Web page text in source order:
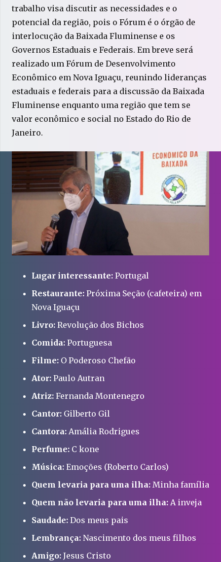
trabalho visa discutir as necessidades e o
potencial da região, pois o Fórum é o órgão de
interlocução da Baixada Fluminense e os
Governos Estaduais e Federais. Em breve será
realizado um Fórum de Desenvolvimento
Econômico em Nova Iguaçu, reunindo lideranças
estaduais e federais para a discussão da Baixada
Fluminense enquanto uma região que tem se
valor econômico e social no Estado do Rio de
Janeiro.
Lugar interessante: Portugal
Restaurante: Próxima Seção (cafeteira) em
Nova Iguaçu
Livro: Revolução dos Bichos
Comida: Portuguesa
Filme: O Poderoso Chefão
Ator: Paulo Autran
Atriz: Fernanda Montenegro
Cantor: Gilberto Gil
Cantora: Amália Rodrigues
Perfume: C kone
Música: Emoções (Roberto Carlos)
Quem levaria para uma ilha: Minha família
Quem não levaria para uma ilha: A inveja
Saudade: Dos meus pais
Lembrança: Nascimento dos meus filhos
Amigo: Jesus Cristo